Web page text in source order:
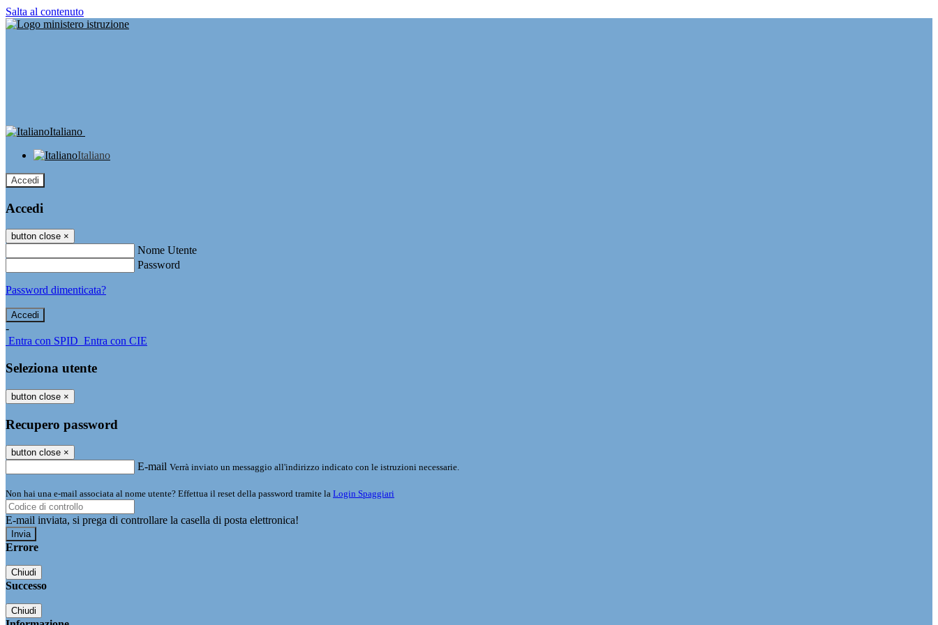
Salta al contenuto
Italiano
Italiano
Accedi
Accedi
button close ×
Nome Utente
Password
Password dimenticata?
-
Entra con SPID Entra con CIE
Seleziona utente
button close ×
Recupero password
button close ×
E-mail Verrà inviato un messaggio all'indirizzo indicato con le istruzioni necessarie.
Non hai una e-mail associata al nome utente? Effettua il reset della password tramite la Login Spaggiari
E-mail inviata, si prega di controllare la casella di posta elettronica!
Errore
Chiudi
Successo
Chiudi